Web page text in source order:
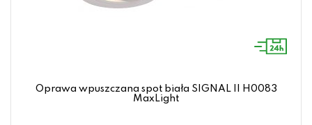
Oprawa wpuszczana spot biała SIGNAL II H0083
MaxLight